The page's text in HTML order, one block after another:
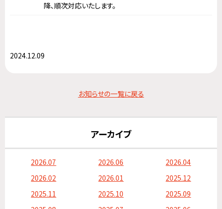
降、順次対応いたします。
2024.12.09
お知らせの一覧に戻る
アーカイブ
2026.07 2026.06
2026.04
2026.02
2026.01
2025.12
2025.11
2025.10
2025.09